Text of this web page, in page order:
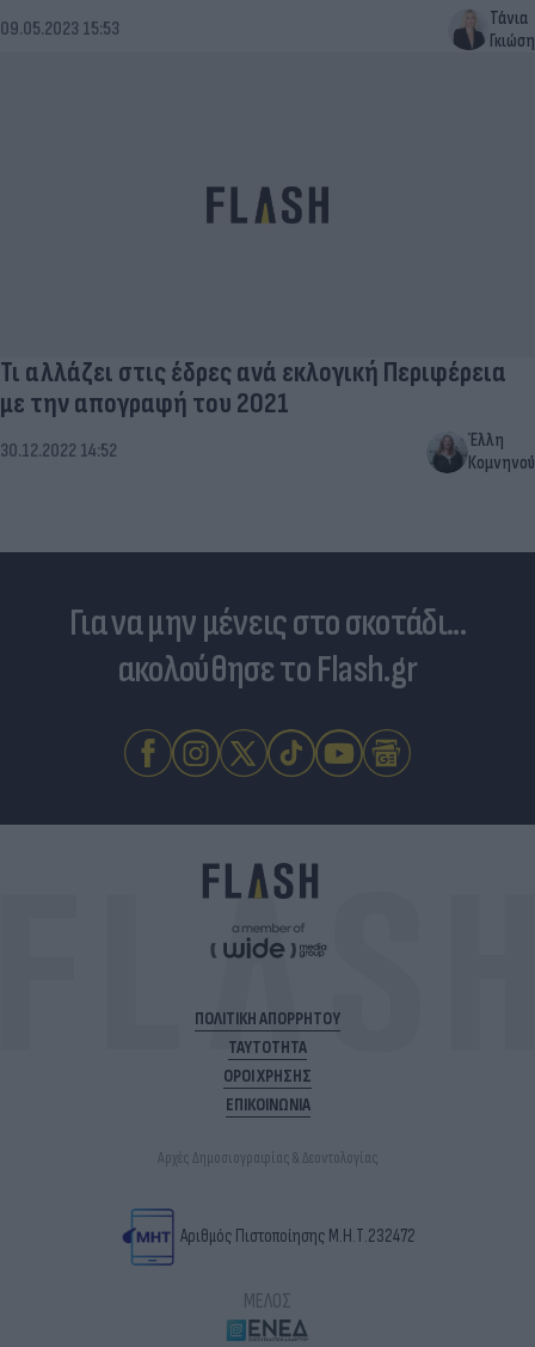
09.05.2023 15:53
Τάνια
Γκιώση
Τι αλλάζει στις έδρες ανά εκλογική Περιφέρεια
με την απογραφή του 2021
30.12.2022 14:52
Έλλη
Κομνηνού
Για να μην μένεις στο σκοτάδι...
ακολούθησε το Flash.gr
ΠΟΛΙΤΙΚΗ ΑΠΟΡΡΗΤΟΥ
ΤΑΥΤΟΤΗΤΑ
ΟΡΟΙ ΧΡΗΣΗΣ
ΕΠΙΚΟΙΝΩΝΙΑ
Αρχές Δημοσιογραφίας & Δεοντολογίας
Αριθμός Πιστοποίησης Μ.Η.Τ.232472
ΜΕΛΟΣ